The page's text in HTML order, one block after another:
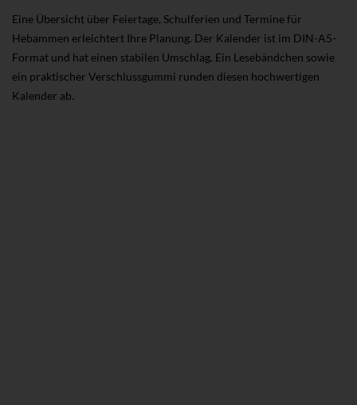
Eine Übersicht über Feiertage, Schulferien und Termine für
Hebammen erleichtert Ihre Planung. Der Kalender ist im DIN-A5-
Format und hat einen stabilen Umschlag. Ein Lesebändchen sowie
ein praktischer Verschlussgummi runden diesen hochwertigen
Kalender ab.